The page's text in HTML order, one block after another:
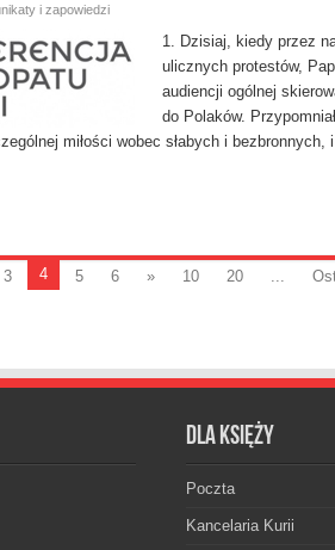
i zapowiedzi
1. Dzisiaj, kiedy przez
ulicznych protestów,
audiencji ogólnej
do Polaków.
miłości wobec słabych i
3 4 5 6 » 10 20 ...
Dla księży
Poczta
Kancelaria Kurii